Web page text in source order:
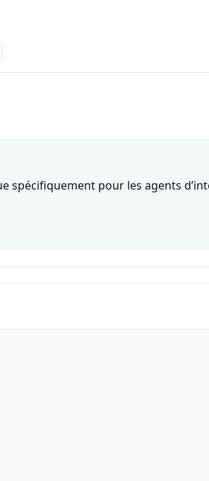
spécifiquement pour les agents